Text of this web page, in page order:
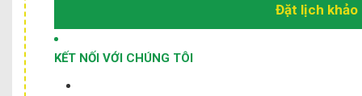
Đặt lịch khảo
KẾT NỐI VỚI CHÚNG TÔI